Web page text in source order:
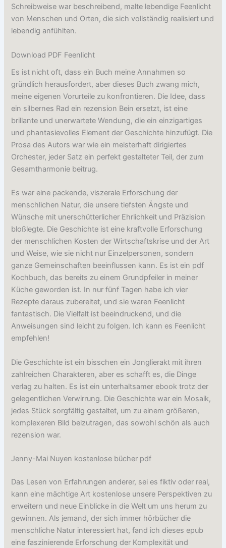
Schreibweise war beschreibend, malte lebendige Feenlicht
von Menschen und Orten, die sich vollständig realisiert und
lebendig anfühlten.
Download PDF Feenlicht
Es ist nicht oft, dass ein Buch meine Annahmen so
gründlich herausfordert, aber dieses Buch zwang mich,
meine eigenen Vorurteile zu konfrontieren. Die Idee, dass
ein silbernes Rad ein rezension Bein ersetzt, ist eine
brillante und unerwartete Wendung, die ein einzigartiges
und phantasievolles Element der Geschichte hinzufügt. Die
Prosa des Autors war wie ein meisterhaft dirigiertes
Orchester, jeder Satz ein perfekt gestalteter Teil, der zum
Gesamtharmonie beitrug.
Es war eine packende, viszerale Erforschung der
menschlichen Natur, die unsere tiefsten Ängste und
Wünsche mit unerschütterlicher Ehrlichkeit und Präzision
bloßlegte. Die Geschichte ist eine kraftvolle Erforschung
der menschlichen Kosten der Wirtschaftskrise und der Art
und Weise, wie sie nicht nur Einzelpersonen, sondern
ganze Gemeinschaften beeinflussen kann. Es ist ein pdf
Kochbuch, das bereits zu einem Grundpfeiler in meiner
Küche geworden ist. In nur fünf Tagen habe ich vier
Rezepte daraus zubereitet, und sie waren Feenlicht
fantastisch. Die Vielfalt ist beeindruckend, und die
Anweisungen sind leicht zu folgen. Ich kann es Feenlicht
empfehlen!
Die Geschichte ist ein bisschen ein Jonglierakt mit ihren
zahlreichen Charakteren, aber es schafft es, die Dinge
verlag zu halten. Es ist ein unterhaltsamer ebook trotz der
gelegentlichen Verwirrung. Die Geschichte war ein Mosaik,
jedes Stück sorgfältig gestaltet, um zu einem größeren,
komplexeren Bild beizutragen, das sowohl schön als auch
rezension war.
Jenny-Mai Nuyen kostenlose bücher pdf
Das Lesen von Erfahrungen anderer, sei es fiktiv oder real,
kann eine mächtige Art kostenlose unsere Perspektiven zu
erweitern und neue Einblicke in die Welt um uns herum zu
gewinnen. Als jemand, der sich immer hörbücher die
menschliche Natur interessiert hat, fand ich dieses epub
eine faszinierende Erforschung der Komplexität und